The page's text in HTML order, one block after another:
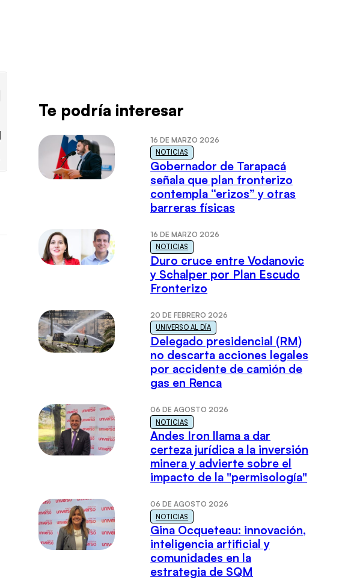
Te podría interesar
16 DE MARZO 2026
NOTICIAS
Gobernador de Tarapacá
señala que plan fronterizo
contempla “erizos” y otras
barreras físicas
16 DE MARZO 2026
NOTICIAS
Duro cruce entre Vodanovic
y Schalper por Plan Escudo
Fronterizo
20 DE FEBRERO 2026
UNIVERSO AL DÍA
Delegado presidencial (RM)
no descarta acciones legales
por accidente de camión de
gas en Renca
06 DE AGOSTO 2026
NOTICIAS
Andes Iron llama a dar
certeza jurídica a la inversión
minera y advierte sobre el
impacto de la "permisología"
06 DE AGOSTO 2026
NOTICIAS
Gina Ocqueteau: innovación,
inteligencia artificial y
comunidades en la
estrategia de SQM